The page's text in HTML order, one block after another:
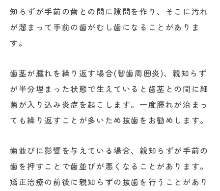
知らずが手前の歯との間に隙間を作り、そこに汚れ
が溜まって手前の歯がむし歯になることがありま
す。
歯茎が腫れを繰り返す場合(智歯周囲炎)、親知らず
が半分埋まった状態で生えていると歯茎との間に細
菌が入り込み炎症を起こします。一度腫れが治まっ
ても繰り返すことが多いため抜歯をお勧めします。
歯並びに影響を与えている場合、親知らずが手前の
歯を押すことで歯並びが悪くなることがあります。
矯正治療の前後に親知らずの抜歯を行うことがあり